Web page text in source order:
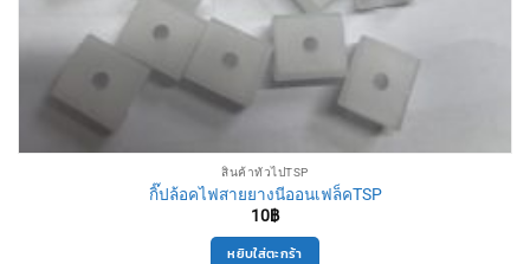
สินค้าทั่วไปTSP
กิ๊ปล้อคไฟสายยางนีออนเฟล็คTSP
10฿
หยิบใส่ตะกร้า